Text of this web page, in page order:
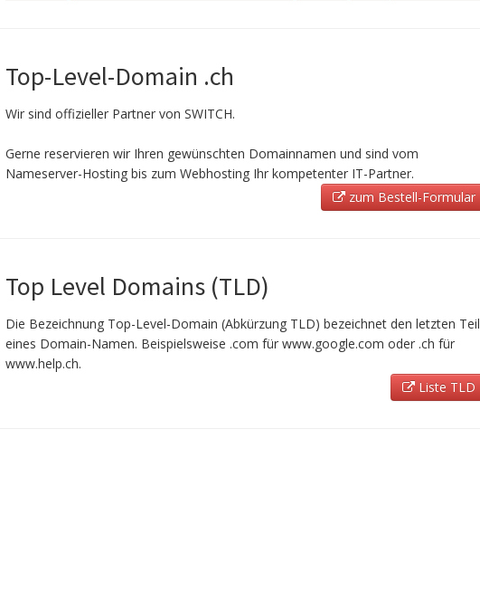
Top-Level-Domain .ch
Wir sind offizieller Partner von SWITCH.
Gerne reservieren wir Ihren gewünschten Domainnamen und sind vom
Nameserver-Hosting bis zum Webhosting Ihr kompetenter IT-Partner.
zum Bestell-Formular
Top Level Domains (TLD)
Die Bezeichnung Top-Level-Domain (Abkürzung TLD) bezeichnet den letzten Teil
eines Domain-Namen. Beispielsweise .com für www.google.com oder .ch für
www.help.ch.
Liste TLD